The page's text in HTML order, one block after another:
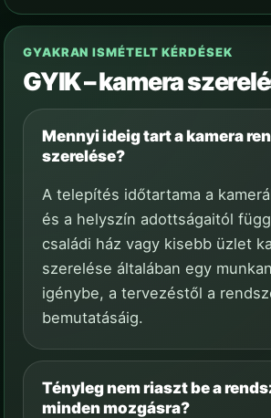
GYAKRAN ISMÉTELT KÉRDÉSEK
GYIK – kamera
Mennyi ideig tart a kamera
szerelése?
A telepítés időtartama a
és a helyszín adottságaitól
családi ház vagy kisebb üzlet
szerelése általában egy
igénybe, a tervezéstől a
bemutatásáig.
Tényleg nem riaszt be a
minden mozgásra?